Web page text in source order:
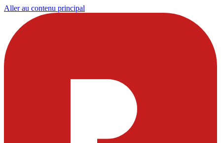
Aller au contenu principal